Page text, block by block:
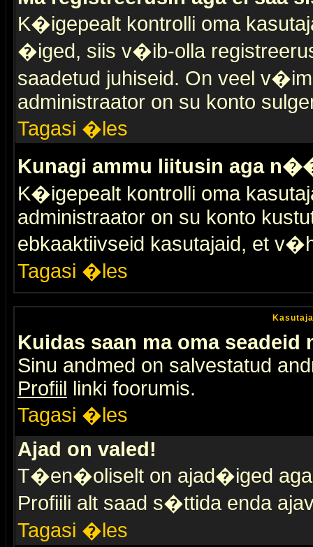
K�igepealt kontrolli oma
�iged, siis v�ib-olla
saadetud juhiseid. On veel
administraator on su konto
Tagasi �les
Kunagi ammu liitusin aga
K�igepealt kontrolli oma
administraator on su konto
ebkaaktiivseid kasutajaid, et
Tagasi �les
Kuidas saan ma oma seadeid
Sinu andmed on salvestatud
Profiil linki foorumis.
Tagasi �les
Ajad on valed!
T�en�oliselt on ajad�iged
Profiili alt saad s�ttida enda
Tagasi �les